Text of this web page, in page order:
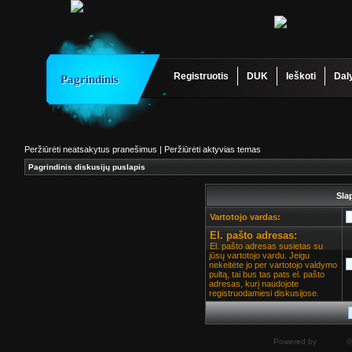
Pagrindinis Registruotis DUK Ieškoti
Peržiūrėti neatsakytus pranešimus | Peržiūrėti aktyvias temas
Pagrindinis diskusijų puslapis
Vartotojo vardas:
El. pašto adresas:
El. pašto adresas susietas su
jūsų vartotojo vardu. Jeigu
nekeitėte jo per vartotojo valdymo
pultą, tai bus tas pats el. pašto
adresas, kurį naudojote
registruodamiesi diskusijose.
Powered by